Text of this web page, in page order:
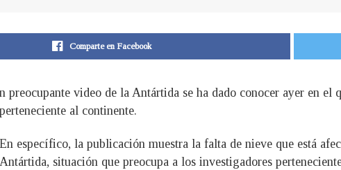
Comparte en Facebook
n preocupante video de la Antártida se ha dado conocer ayer en
perteneciente al continente.
En específico, la publicación muestra la falta de nieve que está
Antártida, situación que preocupa a los investigadores